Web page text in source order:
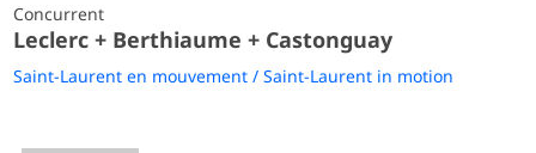
Concurrent
Leclerc + Berthiaume + Castonguay
Saint-Laurent en mouvement / Saint-Laurent in motion